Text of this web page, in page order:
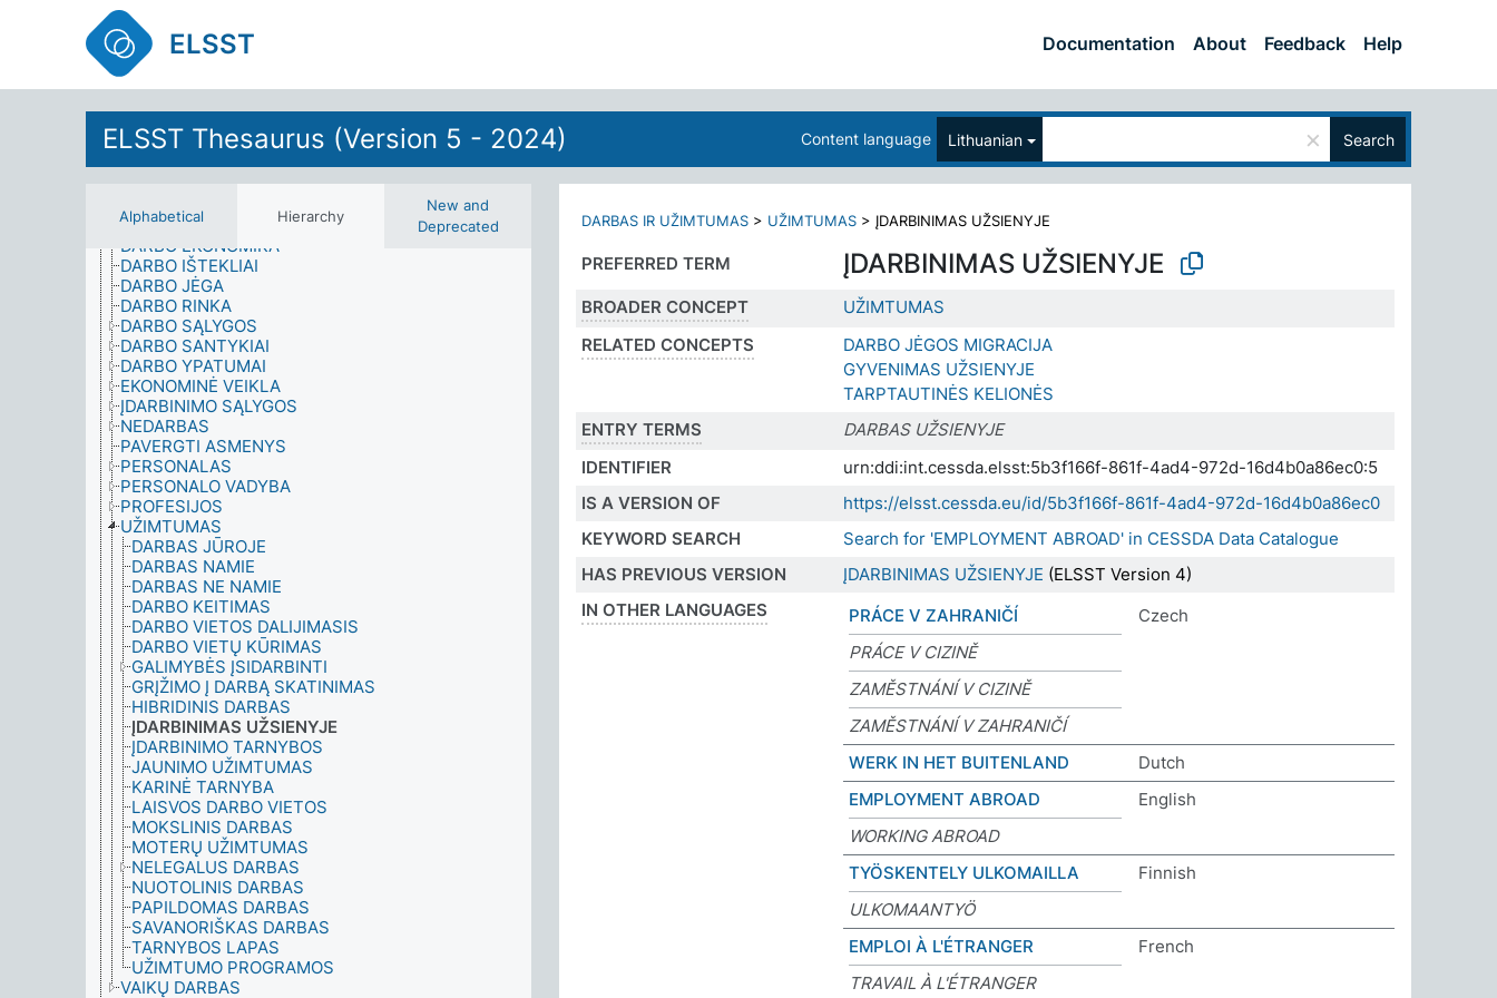
ELSST Documentation About Feedback Help
ELSST Thesaurus (Version 5 - 2024) Content language Lithuanian × Search
Alphabetical Hierarchy
New and
Deprecated
BAŽNYČIA IR VALSTYBĖ
BENDRADARBIAVIMAS
BENDRUOMENIU RAIDA
BIOLOGIJA
BIUDŽETAS
BUTO NUOMININKAI
CHEMINĖS MEDŽIAGOS
CIVILINIS STATUSAS
DALYVAVIMAS
DARBAS IR UŽIMTUMAS
DARBO EKONOMIKA
DARBO IŠTEKLIAI
DARBO JĖGA
DARBO RINKA
DARBO SĄLYGOS
DARBO SANTYKIAI
DARBO YPATUMAI
EKONOMINĖ VEIKLA
ĮDARBINIMO SĄLYGOS
NEDARBAS
PAVERGTI ASMENYS
PERSONALAS
PERSONALO VADYBA
PROFESIJOS
UŽIMTUMAS
DARBAS JŪROJE
DARBAS NAMIE
DARBAS NE NAMIE
DARBO KEITIMAS
DARBO VIETOS DALIJIMASIS
DARBO VIETŲ KŪRIMAS
GALIMYBĖS ĮSIDARBINTI
GRĮŽIMO Į DARBĄ SKATINIMAS
HIBRIDINIS DARBAS
ĮDARBINIMAS UŽSIENYJE
ĮDARBINIMO TARNYBOS
JAUNIMO UŽIMTUMAS
KARINĖ TARNYBA
LAISVOS DARBO VIETOS
MOKSLINIS DARBAS
MOTERŲ UŽIMTUMAS
NELEGALUS DARBAS
NUOTOLINIS DARBAS
PAPILDOMAS DARBAS
SAVANORIŠKAS DARBAS
TARNYBOS LAPAS
UŽIMTUMO PROGRAMOS
VAIKŲ DARBAS
DARBAS IR UŽIMTUMAS > UŽIMTUMAS > ĮDARBINIMAS UŽSIENYJE
PREFERRED TERM ĮDARBINIMAS UŽSIENYJE
BROADER CONCEPT
UŽIMTUMAS
RELATED CONCEPTS
DARBO JĖGOS MIGRACIJA
GYVENIMAS UŽSIENYJE
TARPTAUTINĖS KELIONĖS
ENTRY TERMS
DARBAS UŽSIENYJE
IDENTIFIER
urn:ddi:int.cessda.elsst:5b3f166f-861f-4ad4-972d-16d4b0a86ec0:5
IS A VERSION OF
https://elsst.cessda.eu/id/5b3f166f-861f-4ad4-972d-16d4b0a86ec0
KEYWORD SEARCH
Search for 'EMPLOYMENT ABROAD' in CESSDA Data Catalogue
HAS PREVIOUS VERSION
ĮDARBINIMAS UŽSIENYJE (ELSST Version 4)
IN OTHER LANGUAGES
PRÁCE V ZAHRANIČÍ
Czech
PRÁCE V CIZINĚ
ZAMĚSTNÁNÍ V CIZINĚ
ZAMĚSTNÁNÍ V ZAHRANIČÍ
WERK IN HET BUITENLAND
Dutch
EMPLOYMENT ABROAD
English
WORKING ABROAD
TYÖSKENTELY ULKOMAILLA
Finnish
ULKOMAANTYÖ
EMPLOI À L'ÉTRANGER
French
TRAVAIL À L'ÉTRANGER